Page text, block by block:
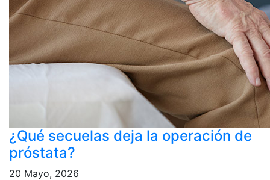
¿Qué secuelas deja la operación de
próstata?
20 Mayo, 2026